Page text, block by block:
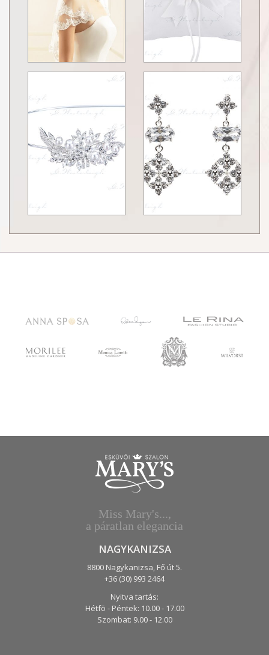
Miss Mary's...,
a páratlan elegancia
NAGYKANIZSA
8800 Nagykanizsa, Fő út 5.
+36 (30) 993 2464
Nyitva tartás:
Hétfõ - Péntek: 10.00 - 17.00
Szombat: 9.00 - 12.00